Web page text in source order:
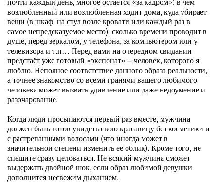
возлюбленный или возлюбленная ходит дома, куда убирает
вещи (в шкаф, на стул возле кровати или каждый раз в
самое непредсказуемое место), сколько времени проводит в
душе, перед зеркалом, у телефона, за компьютером или у
телевизора и т.п… Перед вами на очередном свидании
предстаёт уже готовый «экспонат» – человек, которого я
люблю. Неполное соответствие данного образа реальности,
а точнее знакомство со всеми гранями вашего любимого
человека может вызвать удивление или даже недоумение и
разочарование.
Когда люди просыпаются первый раз вместе, мужчина
должен быть готов увидеть свою красавицу без косметики и
с растрепанными волосами (что иногда может в
значительной степени изменить её облик). Кроме того, не
спешите сразу целоваться. Не всякий мужчина сможет
выдержать двойной шок, если образ любимой девушки
дополнится несвежим дыханием.